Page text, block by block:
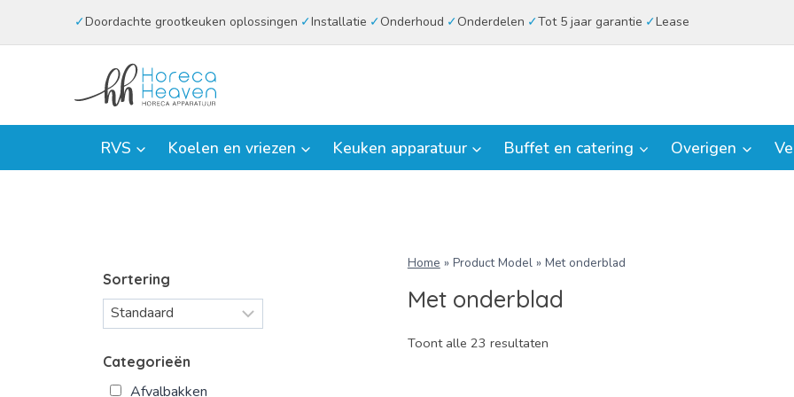
Doordachte grootkeuken oplossingen Installatie Onderhoud Onderdelen Tot 5 jaar garantie Lease
RVS Koelen en vriezen Keuken apparatuur Buffet en catering Overigen
Home » Product Model» Met onderblad
Met onderblad
Toont alle 23 resultaten
Sortering
Categorieën
Afvalbakken